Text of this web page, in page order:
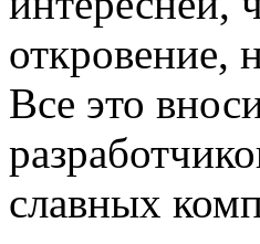
откровение,
Все это
славных